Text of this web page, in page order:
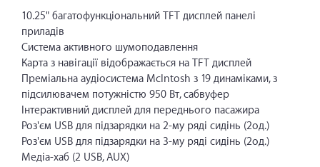
10.25" багатофункціональний TFT дисплей панелі
приладів
Система активного шумоподавлення
Карта з навігації відображається на TFT дисплей
Преміальна аудіосистема McIntosh з 19 динаміками, з
підсилювачем потужністю 950 Вт, сабвуфер
Інтерактивний дисплей для переднього пасажира
Роз'єм USB для підзарядки на 2-му ряді сидінь (2од.)
Роз'єм USB для підзарядки на 3-му ряді сидінь (2од.)
Медіа-хаб (2 USB, AUX)